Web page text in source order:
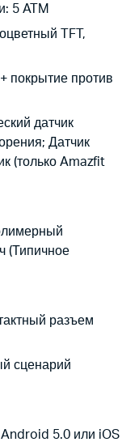
5 ATM
TFT,
покрытие против
датчик
Датчик
(только Amazfit
(Типичное
разъем
сценарий
5.0 или iOS